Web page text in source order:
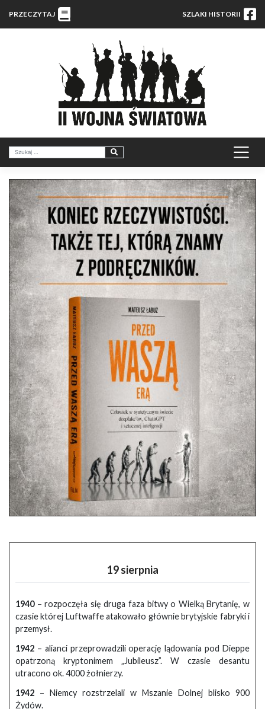
PRZECZYTAJ SZLAKI HISTORII
19 sierpnia
1940– rozpoczęła się druga faza bitwy o Wielką Brytanię, w
czasie której Luftwaffe atakowało głównie brytyjskie fabryki i
przemysł.
1942 – alianci przeprowadzili operację lądowania pod Dieppe
opatrzoną kryptonimem „Jubileusz”. W czasie desantu
utracono ok. 4000 żołnierzy.
1942 – Niemcy rozstrzelali w Mszanie Dolnej blisko 900
Żydów.